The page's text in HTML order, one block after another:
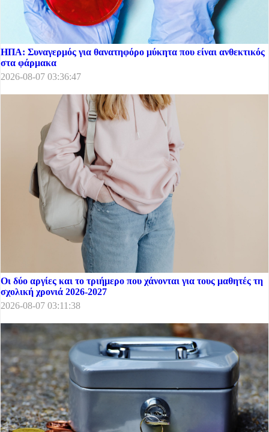
ΗΠΑ: Συναγερμός για θανατηφόρο μύκητα που είναι ανθεκτικός
στα φάρμακα
2026-08-07 03:36:47
Οι δύο αργίες και το τριήμερο που χάνονται για τους μαθητές τη
σχολική χρονιά 2026-2027
2026-08-07 03:11:38